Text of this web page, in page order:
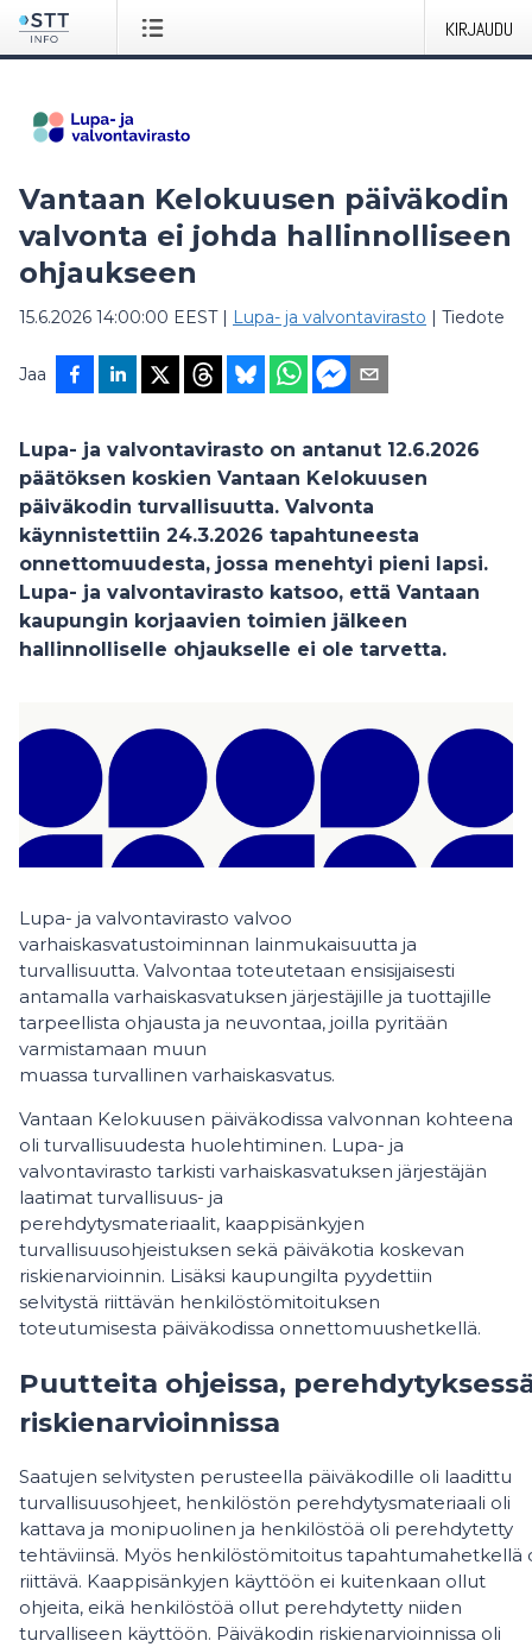
KIRJAUDU
Vantaan Kelokuusen päiväkodin
valvonta ei johda hallinnolliseen
ohjaukseen
15.6.2026 14:00:00 EEST| Lupa- ja valvontavirasto | Tiedote
Jaa
Lupa- ja valvontavirasto on antanut 12.6.2026
päätöksen koskien Vantaan Kelokuusen
päiväkodin turvallisuutta. Valvonta
käynnistettiin 24.3.2026 tapahtuneesta
onnettomuudesta, jossa menehtyi pieni lapsi.
Lupa- ja valvontavirasto katsoo, että Vantaan
kaupungin korjaavien toimien jälkeen
hallinnolliselle ohjaukselle ei ole tarvetta.
Lupa- ja valvontavirasto valvoo
varhaiskasvatustoiminnan lainmukaisuutta ja
turvallisuutta. Valvontaa toteutetaan ensisijaisesti
antamalla varhaiskasvatuksen järjestäjille ja tuottajille
tarpeellista ohjausta ja neuvontaa, joilla pyritään
varmistamaan muun
muassa turvallinen varhaiskasvatus.
Vantaan Kelokuusen päiväkodissa valvonnan kohteena
oli turvallisuudesta huolehtiminen. Lupa- ja
valvontavirasto tarkisti varhaiskasvatuksen järjestäjän
laatimat turvallisuus- ja
perehdytysmateriaalit, kaappisänkyjen
turvallisuusohjeistuksen sekä päiväkotia koskevan
riskienarvioinnin. Lisäksi kaupungilta pyydettiin
selvitystä riittävän henkilöstömitoituksen
toteutumisesta päiväkodissa onnettomuushetkellä.
Puutteita ohjeissa,
riskienarvioinnissa
Saatujen selvitysten perusteella päiväkodille oli laadittu
turvallisuusohjeet, henkilöstön perehdytysmateriaali oli
kattava ja monipuolinen ja henkilöstöä oli perehdytetty
tehtäviinsä. Myös henkilöstömitoitus tapahtumahetkellä
riittävä. Kaappisänkyjen käyttöön ei kuitenkaan ollut
ohjeita, eikä henkilöstöä ollut perehdytetty niiden
turvalliseen käyttöön. Päiväkodin riskienarvioinnissa oli